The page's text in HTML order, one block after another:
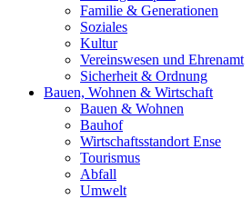
Familie & Generationen
Soziales
Kultur
Vereinswesen und Ehrenamt
Sicherheit & Ordnung
Bauen, Wohnen & Wirtschaft
Bauen & Wohnen
Bauhof
Wirtschaftsstandort Ense
Tourismus
Abfall
Umwelt